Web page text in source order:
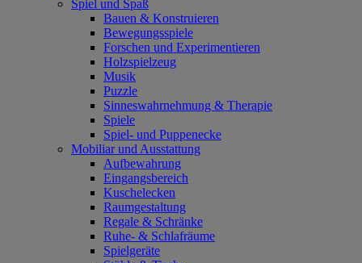
Spiel und Spaß
Bauen & Konstruieren
Bewegungsspiele
Forschen und Experimentieren
Holzspielzeug
Musik
Puzzle
Sinneswahrnehmung & Therapie
Spiele
Spiel- und Puppenecke
Mobiliar und Ausstattung
Aufbewahrung
Eingangsbereich
Kuschelecken
Raumgestaltung
Regale & Schränke
Ruhe- & Schlafräume
Spielgeräte